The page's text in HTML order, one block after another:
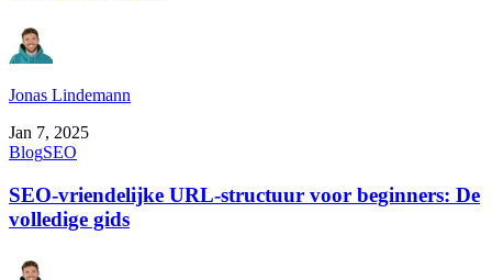
Jonas Lindemann
Jan 7, 2025
BlogSEO
SEO-vriendelijke URL-structuur voor beginners: De
volledige gids